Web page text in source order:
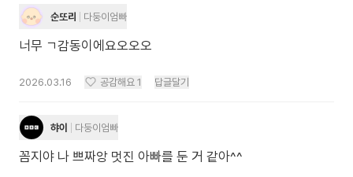
순또리 다둥이엄빠
너무 ㄱ감동이에요오오오
2026.03.16 공감해요 1 답글달기
햐이 다둥이엄빠
꼼지야 나 쁘짜앙 멋진 아빠를 둔 거 같아^^